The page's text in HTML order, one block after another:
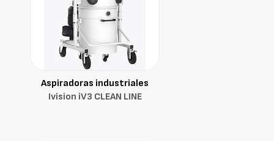
Aspiradoras industriales
Ivision iV3 CLEAN LINE